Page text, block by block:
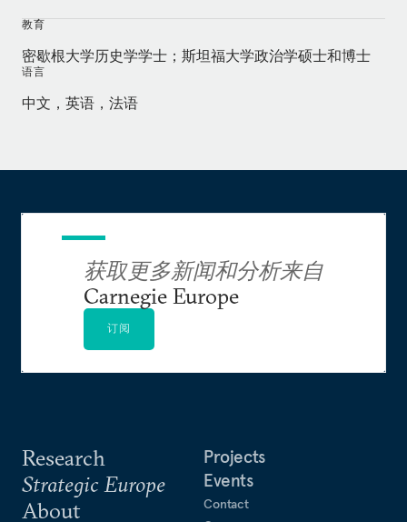
扩散促进法案》。他曾与哈萨克斯坦、土库曼斯坦
政府谈判达成协议，也在对朝鲜、韩国、日本和澳
大利亚关系上有着丰富的政策经验。他获得过美国
国务院颁发的三次个人和两次集体荣誉奖。
作。他曾担任：芝加哥大学保尔森基金会副主席，
负责人；外交关系委员会（Council on Foreign
Relations）东亚、中亚和南亚问题高级研究员。在
担任政府公职之前，方艾文曾担任哈佛大学文理学
院政府学讲师（1997年-2001年）、亚太安全倡议
（Asia-Pacific security initiative）执行主任、约翰
年-1994年）。
他撰写了三部书籍和专著，包括《美国在新亚洲》
教育
密歇根大学历史学学士；斯坦福大学政治学硕士和博士
语言
中文，英语，法语
Research
Strategic Europe
About
Projects
Events
Contact
获取更多新闻和分析来自
Carnegie Europe
订阅